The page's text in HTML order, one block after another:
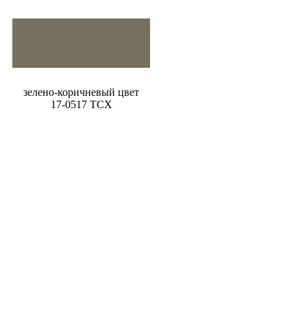
зелено-коричневый цвет
17-0517 TCX